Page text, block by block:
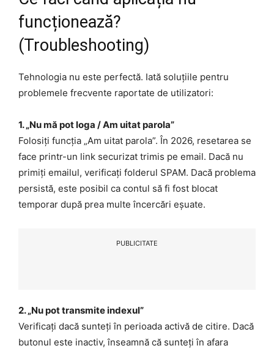
funcționează?
(Troubleshooting)
Tehnologia nu este perfectă. Iată soluțiile pentru
problemele frecvente raportate de utilizatori:
1. „Nu mă pot loga / Am uitat parola”
Folosiți funcția „Am uitat parola”. În 2026, resetarea se
face printr-un link securizat trimis pe email. Dacă nu
primiți emailul, verificați folderul SPAM. Dacă problema
persistă, este posibil ca contul să fi fost blocat
temporar după prea multe încercări eșuate.
PUBLICITATE
2. „Nu pot transmite indexul”
Verificați dacă sunteți în perioada activă de citire. Dacă
butonul este inactiv, înseamnă că sunteți în afara